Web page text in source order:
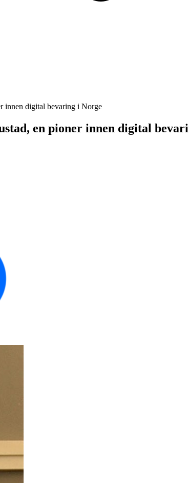
innen digital bevaring i Norge
en pioner innen digital